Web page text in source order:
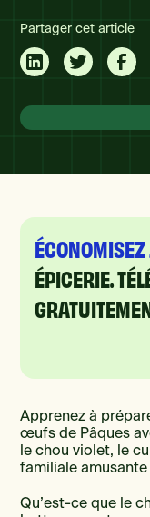
Partager cet article
ÉPICERIE.
Apprenez à
œufs de Pâques
le chou violet, le
familiale
Qu’est-ce que le